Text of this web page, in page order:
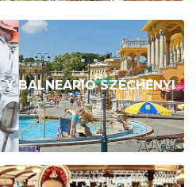
Y BALNEARIO SZÉCHENYI